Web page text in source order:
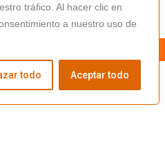
tráfico. Al hacer clic en
a nuestro uso de
todo Aceptar todo